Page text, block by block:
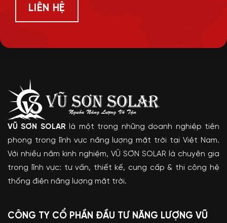
LIÊN HỆ
VŨ SƠN SOLAR là một trong những doanh nghiệp tiên
phong trong lĩnh vực năng lượng mặt trời tại Việt Nam.
Với nhiều năm kinh nghiệm, VŨ SƠN SOLAR là chuyên gia
trong lĩnh vực: tư vấn, thiết kế, cung cấp & thi công hệ
thống điện năng lượng mặt trời.
CÔNG TY CỔ PHẦN ĐẦU TƯ NĂNG LƯỢNG VŨ